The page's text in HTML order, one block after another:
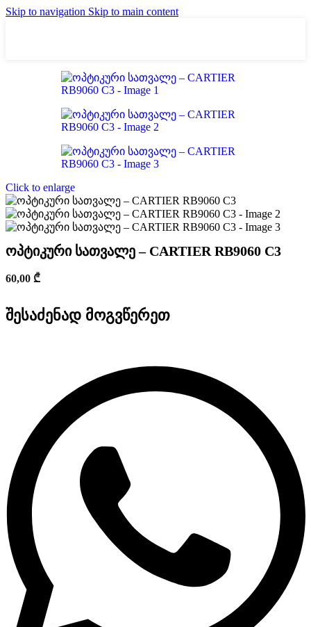
Skip to navigation Skip to main content
Click to enlarge
ოპტიკური სათვალე – CARTIER RB9060 C3
60,00 ₾
შესაძენად მოგვწერეთ